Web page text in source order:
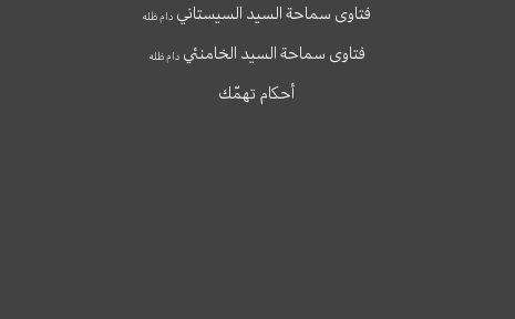
فتاوى سماحة السيد السيستاني دام ظله
فتاوى سماحة السيد الخامنئيدام ظله
أحكام تهمّك